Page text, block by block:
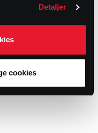
Detaljer
cookies
som enkelt skråskjærer